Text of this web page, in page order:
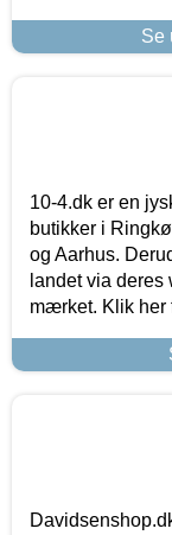
Se
10-4.dk er en
butikker i
og Aarhus.
landet via
mærket. Klik her